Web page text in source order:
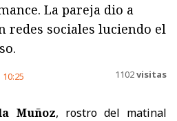
La pareja dio a
redes sociales luciendo el
10:25 1102visitas
Muñoz, rostro del matinal